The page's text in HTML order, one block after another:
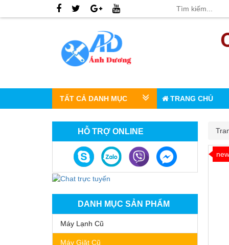
TẤT CẢ DANH MỤC TRANG CHỦ
HỖ TRỢ ONLINE
DANH MỤC SẢN PHẨM
Máy Lạnh Cũ
Máy Giặt Cũ
new